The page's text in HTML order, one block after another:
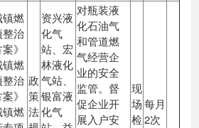
镇燃
整治
》
镇燃
整治
》
镇燃
政
策
法
资兴液
化气
站、宏
林液化
气站、
银富液
化气
对瓶装液
化石油气
和管道燃
气经营企
业的安全
监管。督
促企业开
展入户安
现
场
检
每月
2次